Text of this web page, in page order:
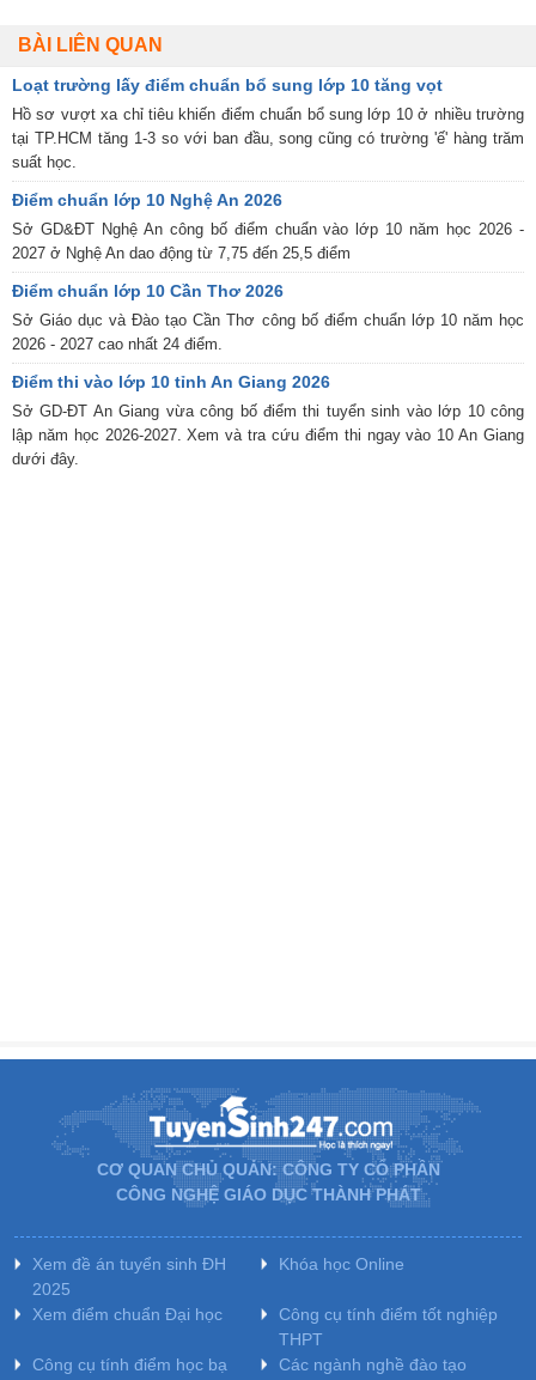
BÀI LIÊN QUAN
Loạt trường lấy điểm chuẩn bổ sung lớp 10 tăng vọt
Hồ sơ vượt xa chỉ tiêu khiến điểm chuẩn bổ sung lớp 10 ở nhiều trường
tại TP.HCM tăng 1-3 so với ban đầu, song cũng có trường 'ế' hàng trăm
suất học.
Điểm chuẩn lớp 10 Nghệ An 2026
Sở GD&ĐT Nghệ An công bố điểm chuẩn vào lớp 10 năm học 2026 -
2027 ở Nghệ An dao động từ 7,75 đến 25,5 điểm
Điểm chuẩn lớp 10 Cần Thơ 2026
Sở Giáo dục và Đào tạo Cần Thơ công bố điểm chuẩn lớp 10 năm học
2026 - 2027 cao nhất 24 điểm.
Điểm thi vào lớp 10 tỉnh An Giang 2026
Sở GD-ĐT An Giang vừa công bố điểm thi tuyển sinh vào lớp 10 công
lập năm học 2026-2027. Xem và tra cứu điểm thi ngay vào 10 An Giang
dưới đây.
CƠ QUAN CHỦ QUẢN: CÔNG TY CỔ PHẦN
CÔNG NGHỆ GIÁO DỤC THÀNH PHÁT
Xem đề án tuyển sinh ĐH
2025
Khóa học Online
Xem điểm chuẩn Đại học
Công cụ tính điểm tốt nghiệp
THPT
Công cụ tính điểm học bạ
Các ngành nghề đào tạo